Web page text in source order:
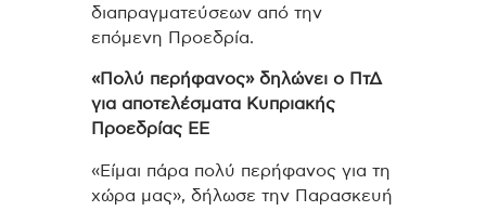
διαπραγματεύσεων από την
επόμενη Προεδρία.
«Πολύ περήφανος» δηλώνει ο ΠτΔ
για αποτελέσματα Κυπριακής
Προεδρίας ΕΕ
«Είμαι πάρα πολύ περήφανος για τη
χώρα μας», δήλωσε την Παρασκευή